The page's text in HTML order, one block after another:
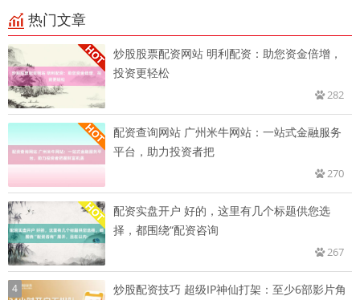
热门文章
炒股股票配资网站 明利配资：助您资金倍增，
投资更轻松
282
配资查询网站 广州米牛网站：一站式金融服务
平台，助力投资者把
270
配资实盘开户 好的，这里有几个标题供您选
择，都围绕“配资咨询
267
4
炒股配资技巧 超级IP神仙打架：至少6部影片角